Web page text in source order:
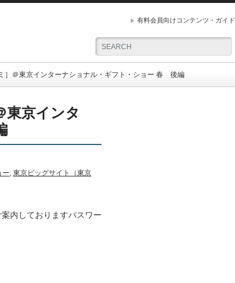
有料会員向けコンテンツ・ガイド
］＠東京インターナショナル・ギフト・ショー 春 後編
東京インタ
ー, 東京ビッグサイト（東京
内しておりますパスワー